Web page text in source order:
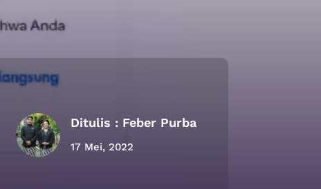
Ditulis : Feber Purba
17 Mei, 2022